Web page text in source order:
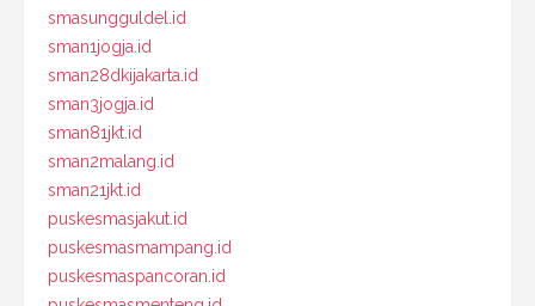
smasungguldel.id
sman1jogja.id
sman28dkijakarta.id
sman3jogja.id
sman81jkt.id
sman2malang.id
sman21jkt.id
puskesmasjakut.id
puskesmasmampang.id
puskesmaspancoran.id